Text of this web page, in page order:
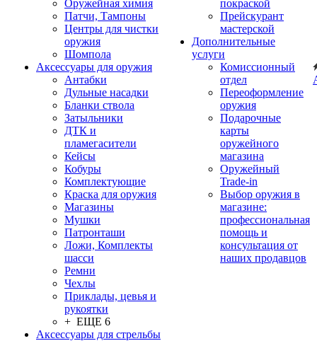
Оружейная химия
Патчи, Тампоны
Центры для чистки
оружия
Шомпола
Аксессуары для оружия
Антабки
Дульные насадки
Бланки ствола
Затыльники
ДТК и
пламегасители
Кейсы
Кобуры
Комплектующие
Краска для оружия
Магазины
Мушки
Патронташи
Ложи, Комплекты
шасси
Ремни
Чехлы
Приклады, цевья и
рукоятки
+ ЕЩЕ 6
Аксессуары для стрельбы
покраской
Прейскурант
мастерской
Дополнительные
услуги
Комиссионный
отдел
Переоформление
оружия
Подарочные
карты
оружейного
магазина
Оружейный
Trade-in
Выбор оружия в
магазине:
профессиональная
помощь и
консультация от
наших продавцов